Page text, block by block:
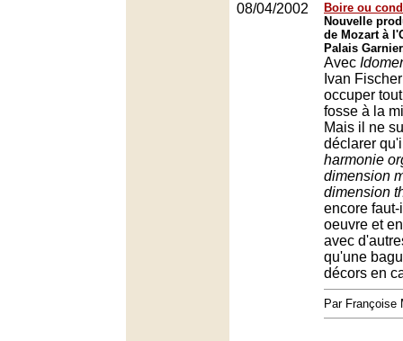
08/04/2002
Boire ou
Nouvelle
de Mozart à
Palais
Avec
Ivan
occuper
fosse à la
Mais il ne
déclarer
harmonie
dimension
dimension
encore
oeuvre et
avec
qu'une
décors en
Par Françoise